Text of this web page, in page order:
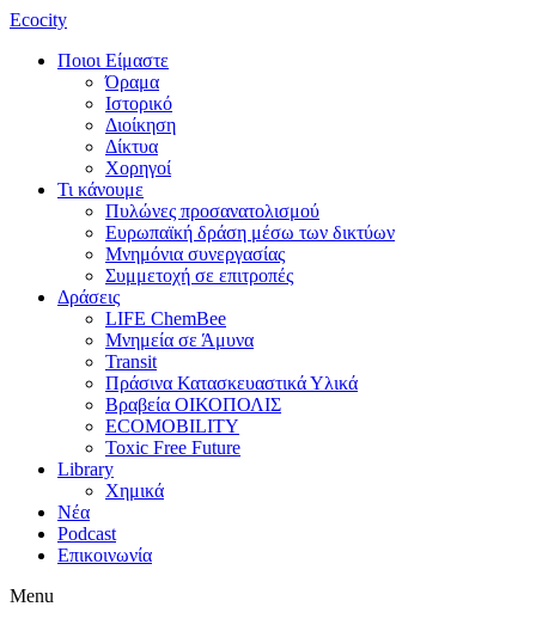
Ecocity
Ποιοι Είμαστε
Όραμα
Ιστορικό
Διοίκηση
Δίκτυα
Χορηγοί
Τι κάνουμε
Πυλώνες προσανατολισμού
Ευρωπαϊκή δράση μέσω των δικτύων
Μνημόνια συνεργασίας
Συμμετοχή σε επιτροπές
Δράσεις
LIFE ChemBee
Μνημεία σε Άμυνα
Transit
Πράσινα Κατασκευαστικά Υλικά
Βραβεία ΟΙΚΟΠΟΛΙΣ
ECOMOBILITY
Toxic Free Future
Library
Χημικά
Νέα
Podcast
Επικοινωνία
Menu